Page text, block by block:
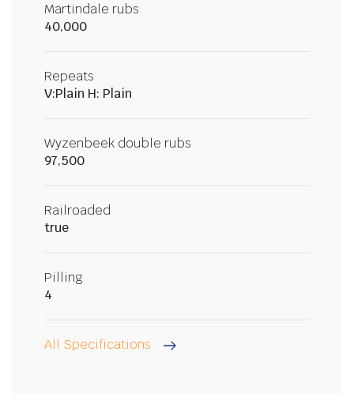
Martindale rubs
40,000
Repeats
V:Plain H: Plain
Wyzenbeek double rubs
97,500
Railroaded
true
Pilling
4
All Specifications